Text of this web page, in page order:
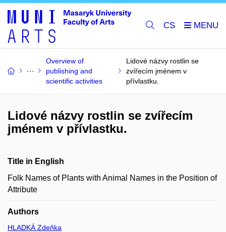
CS
Overview of
publishing and
scientific activities
Lidové názvy rostlin se
zvířecím jménem v
přívlastku.
Lidové názvy rostlin se zvířecím
jménem v přívlastku.
Title in English
Folk Names of Plants with Animal Names in the Position of
Attribute
Authors
HLADKÁ Zdeňka